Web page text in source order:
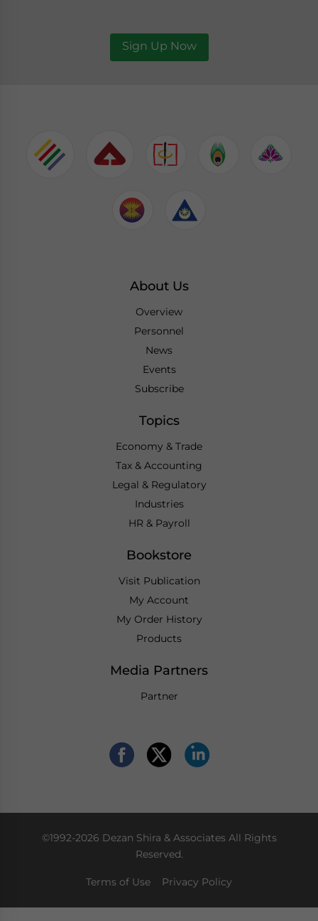
Sign Up Now
About Us
Overview
Personnel
News
Events
Subscribe
Topics
Economy & Trade
Tax & Accounting
Legal & Regulatory
Industries
HR & Payroll
Bookstore
Visit Publication
My Account
My Order History
Products
Media Partners
Partner
©1992-2026 Dezan Shira & Associates All Rights
Reserved.
Terms of Use Privacy Policy